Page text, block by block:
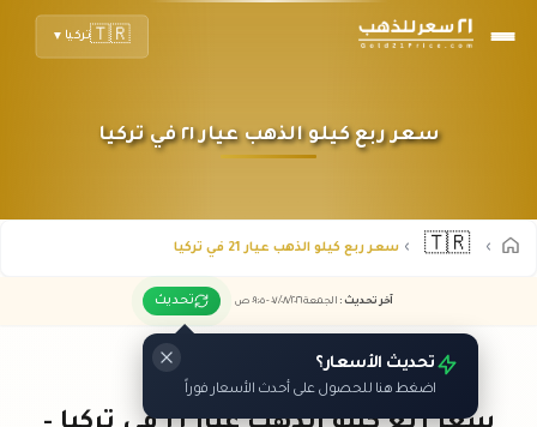
🇹🇷تركيا ▼
سعر ربع كيلو الذهب عيار ٢١ في تركيا
🇹🇷 سعر ربع كيلو الذهب عيار 21 في تركيا
آخر تحديث : الجمعة ٠٧ /٠٨/٢٠٢٦ - ٠٩:٠٥ ص تحديث
تحديث الأسعار؟
اضغط هنا للحصول على أحدث الأسعار فوراً